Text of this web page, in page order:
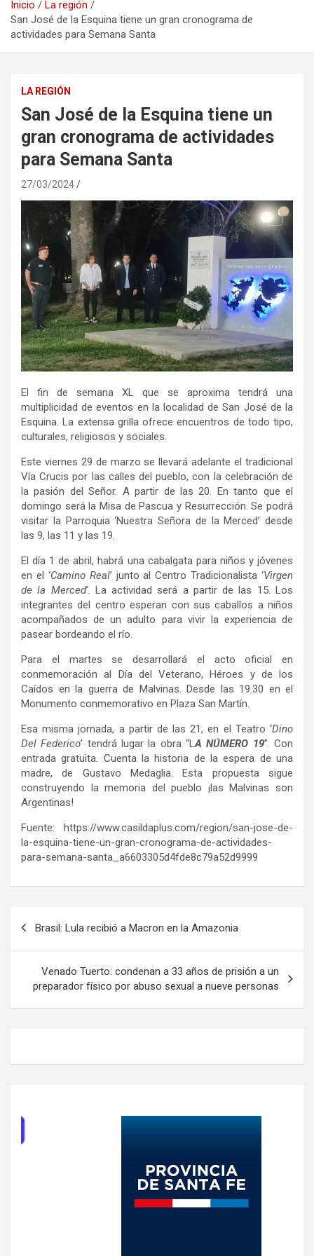
Inicio
La región
San José de la Esquina tiene un gran cronograma de
actividades para Semana Santa
LA REGIÓN
San José de la Esquina tiene un
gran cronograma de actividades
para Semana Santa
27/03/2024
El fin de semana XL que se aproxima tendrá una
multiplicidad de eventos en la localidad de San José de la
Esquina. La extensa grilla ofrece encuentros de todo tipo,
culturales, religiosos y sociales.
Este viernes 29 de marzo se llevará adelante el tradicional
Vía Crucis por las calles del pueblo, con la celebración de
la pasión del Señor. A partir de las 20. En tanto que el
domingo será la Misa de Pascua y Resurrección. Se podrá
visitar la Parroquia ‘Nuestra Señora de la Merced’ desde
las 9, las 11 y las 19.
El día 1 de abril, habrá una cabalgata para niños y jóvenes
en el ‘Camino Real’ junto al Centro Tradicionalista ‘Virgen
de la Merced’. La actividad será a partir de las 15. Los
integrantes del centro esperan con sus caballos a niños
acompañados de un adulto para vivir la experiencia de
pasear bordeando el río.
Para el martes se desarrollará el acto oficial en
conmemoración al Día del Veterano, Héroes y de los
Caídos en la guerra de Malvinas. Desde las 19.30 en el
Monumento conmemorativo en Plaza San Martín.
Esa misma jornada, a partir de las 21, en el Teatro ‘Dino
Del Federico’ tendrá lugar la obra “LA NÚMERO 19”. Con
entrada gratuita. Cuenta la historia de la espera de una
madre, de Gustavo Medaglia. Esta propuesta sigue
construyendo la memoria del pueblo ¡las Malvinas son
Argentinas!
Fuente: https://www.casildaplus.com/region/san-jose-de-
la-esquina-tiene-un-gran-cronograma-de-actividades-
para-semana-santa_a6603305d4fde8c79a52d9999
Brasil: Lula recibió a Macron en la Amazonia
Venado Tuerto: condenan a 33 años de prisión a un
preparador físico por abuso sexual a nueve personas